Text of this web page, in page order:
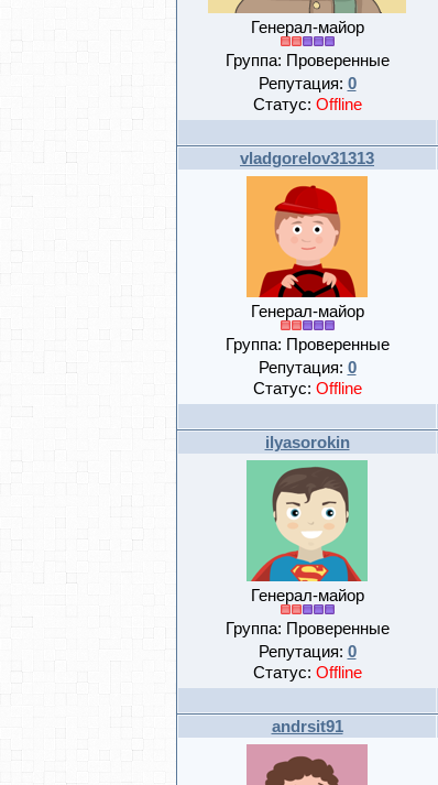
Генерал-майор
Группа: Проверенные
Репутация: 0
Статус: Offline
vladgorelov31313
Генерал-майор
Группа: Проверенные
Репутация: 0
Статус: Offline
ilyasorokin
Генерал-майор
Группа: Проверенные
Репутация: 0
Статус: Offline
andrsit91